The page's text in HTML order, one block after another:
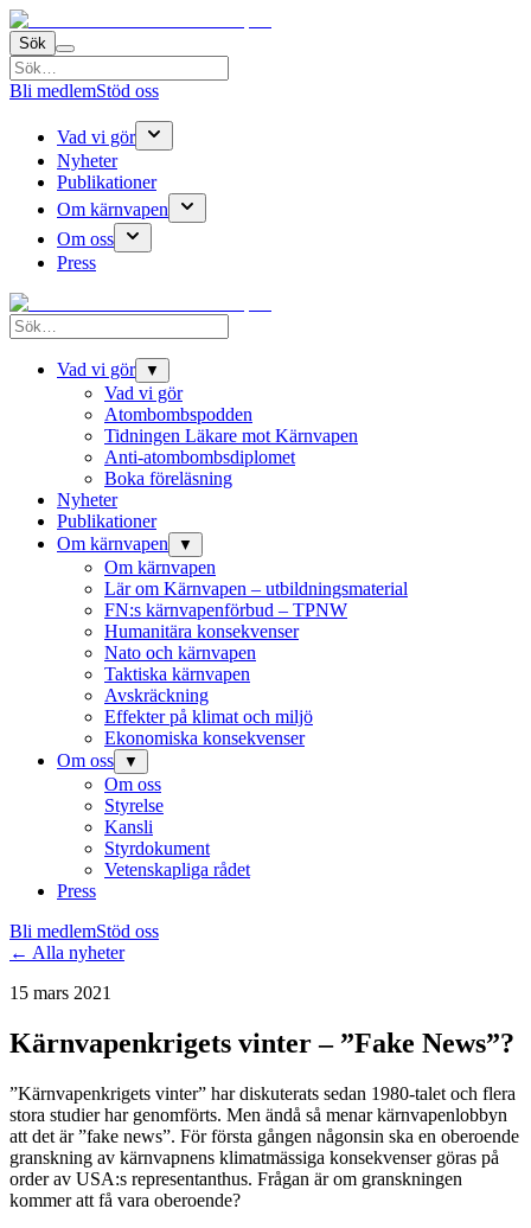
Sök
Bli medlemStöd oss
Vad vi gör
Nyheter
Publikationer
Om kärnvapen
Om oss
Press
Vad vi gör ▼
Vad vi gör
Atombombspodden
Tidningen Läkare mot Kärnvapen
Anti-atombombsdiplomet
Boka föreläsning
Nyheter
Publikationer
Om kärnvapen
▼
Om kärnvapen
Lär om Kärnvapen – utbildningsmaterial
FN:s kärnvapenförbud – TPNW
Humanitära konsekvenser
Nato och kärnvapen
Taktiska kärnvapen
Avskräckning
Effekter på klimat och miljö
Ekonomiska konsekvenser
Om oss
▼
Om oss
Styrelse
Kansli
Styrdokument
Vetenskapliga rådet
Press
Bli medlemStöd oss
← Alla nyheter
15 mars 2021
Kärnvapenkrigets vinter – ”Fake News”?
”Kärnvapenkrigets vinter” har diskuterats sedan 1980-talet och flera
stora studier har genomförts. Men ändå så menar kärnvapenlobbyn
att det är ”fake news”. För första gången någonsin ska en oberoende
granskning av kärnvapnens klimatmässiga konsekvenser göras på
order av USA:s representanthus. Frågan är om granskningen
kommer att få vara oberoende?